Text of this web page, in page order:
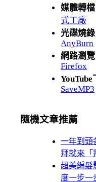
媒體轉檔
式工廠
光碟燒錄
AnyBurn
網路瀏覽
Firefox
YouTube
SaveMP3
隨機文章推薦
一年到頭
拜就來「
超美編髮
度一步一